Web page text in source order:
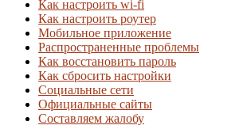
Как настроить wi-fi
Как настроить роутер
Мобильное приложение
Распространенные проблемы
Как восстановить пароль
Как сбросить настройки
Социальные сети
Официальные сайты
Составляем жалобу